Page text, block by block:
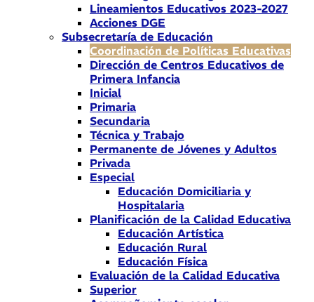
Lineamientos Educativos 2023-2027
Acciones DGE
Subsecretaría de Educación
Coordinación de Políticas Educativas
Dirección de Centros Educativos de
Primera Infancia
Inicial
Primaria
Secundaria
Técnica y Trabajo
Permanente de Jóvenes y Adultos
Privada
Especial
Educación Domiciliaria y
Hospitalaria
Planificación de la Calidad Educativa
Educación Artística
Educación Rural
Educación Física
Evaluación de la Calidad Educativa
Superior